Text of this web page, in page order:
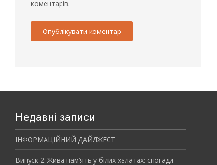
коментарів.
Недавні записи
ІНФОРМАЦІЙНИЙ ДАЙДЖЕСТ
Випуск 2. Жива пам’ять у білих халатах: спогади